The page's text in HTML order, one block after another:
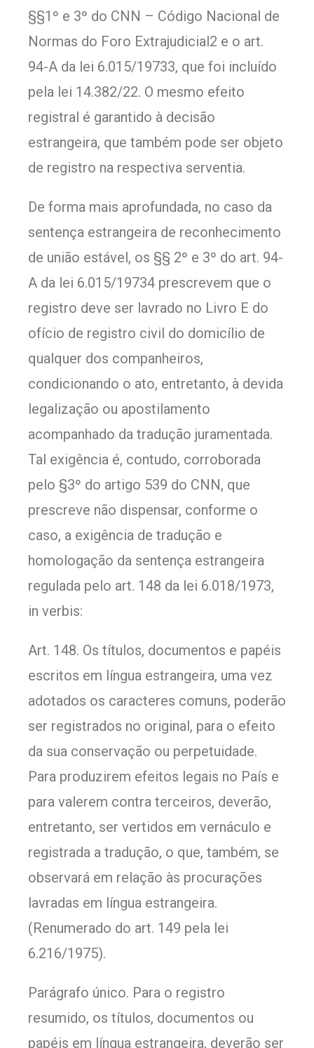
§§1º e 3º do CNN – Código Nacional de
Normas do Foro Extrajudicial2 e o art.
94-A da lei 6.015/19733, que foi incluído
pela lei 14.382/22. O mesmo efeito
registral é garantido à decisão
estrangeira, que também pode ser objeto
de registro na respectiva serventia.
De forma mais aprofundada, no caso da
sentença estrangeira de reconhecimento
de união estável, os §§ 2º e 3º do art. 94-
A da lei 6.015/19734 prescrevem que o
registro deve ser lavrado no Livro E do
ofício de registro civil do domicílio de
qualquer dos companheiros,
condicionando o ato, entretanto, à devida
legalização ou apostilamento
acompanhado da tradução juramentada.
Tal exigência é, contudo, corroborada
pelo §3º do artigo 539 do CNN, que
prescreve não dispensar, conforme o
caso, a exigência de tradução e
homologação da sentença estrangeira
regulada pelo art. 148 da lei 6.018/1973,
in verbis:
Art. 148. Os títulos, documentos e papéis
escritos em língua estrangeira, uma vez
adotados os caracteres comuns, poderão
ser registrados no original, para o efeito
da sua conservação ou perpetuidade.
Para produzirem efeitos legais no País e
para valerem contra terceiros, deverão,
entretanto, ser vertidos em vernáculo e
registrada a tradução, o que, também, se
observará em relação às procurações
lavradas em língua estrangeira.
(Renumerado do art. 149 pela lei
6.216/1975).
Parágrafo único. Para o registro
resumido, os títulos, documentos ou
papéis em língua estrangeira, deverão ser